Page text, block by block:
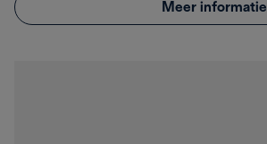
Meer informatie